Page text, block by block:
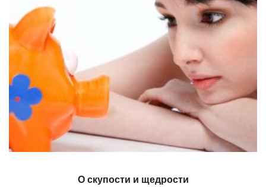
О скупости и щедрости